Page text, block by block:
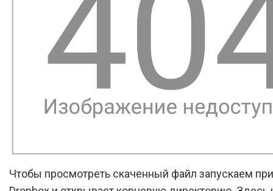
Чтобы просмотреть скаченный файл запускаем